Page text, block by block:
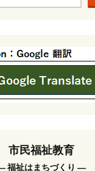
市民福祉教育
福祉はまちづくり ―